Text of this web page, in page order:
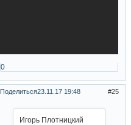
0
Поделиться 25
23.11.17 19:48
Игорь Плотницкий